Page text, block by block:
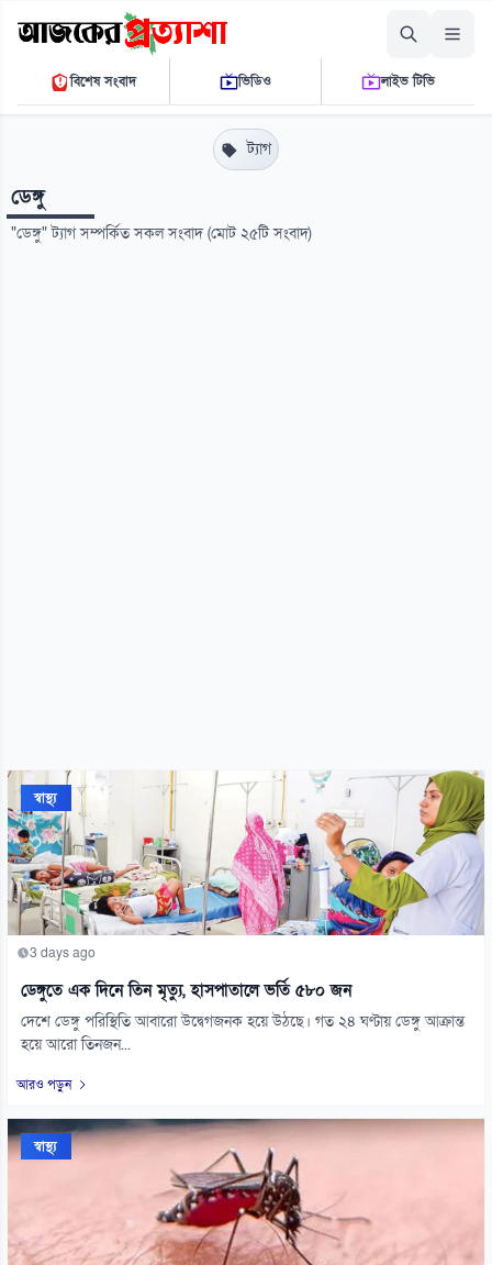
শুক্রবার, ০৭ আগস্ট ২০২৬
১২ ৩১ ২৩ পি.এম.THE DAILY AJKER PROTTASHA
বিশেষ সংবাদ ভিডিও লাইভ টিভি
ট্যাগ
ডেঙ্গু
"ডেঙ্গু" ট্যাগ সম্পর্কিত সকল সংবাদ (মোট ২৫টি সংবাদ)
স্বাস্থ্য
3 days ago
ডেঙ্গুতে এক দিনে তিন মৃত্যু, হাসপাতালে ভর্তি ৫৮০ জন
দেশে ডেঙ্গু পরিস্থিতি আবারো উদ্বেগজনক হয়ে উঠছে। গত ২৪ ঘণ্টায় ডেঙ্গু আক্রান্ত
হয়ে আরো তিনজন...
আরও পড়ুন
স্বাস্থ্য